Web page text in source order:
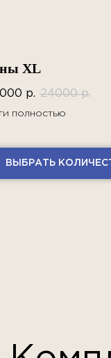
XL
000 р. 24000 р.
полностью
ВЫБРАТЬ